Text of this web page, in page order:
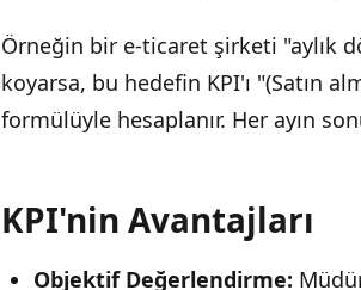
Örneğin bir e-ticaret şirketi "aylık
koyarsa, bu hedefin KPI'ı "(Satın
formülüyle hesaplanır. Her ayın
KPI'nin Avantajları
Objektif Değerlendirme: